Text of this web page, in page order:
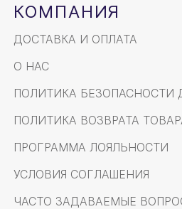
КОМПАНИЯ
ДОСТАВКА И ОПЛАТА
О НАС
ПОЛИТИКА БЕЗОПАСНОСТИ
ПОЛИТИКА ВОЗВРАТА
ПРОГРАММА ЛОЯЛЬНОСТИ
УСЛОВИЯ СОГЛАШЕНИЯ
ЧАСТО ЗАДАВАЕМЫЕ